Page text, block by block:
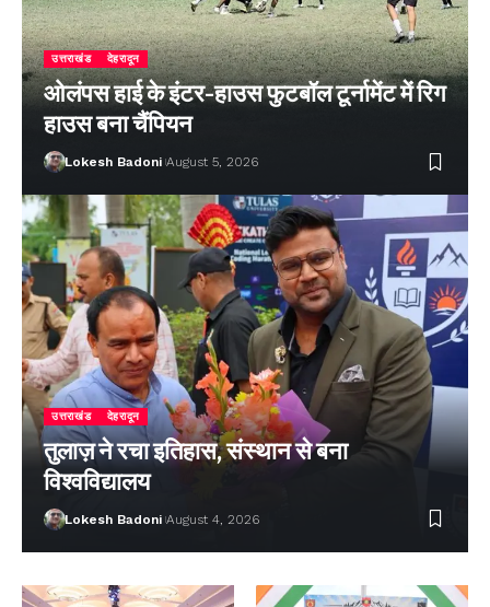
उत्तराखंड देहरादून
ओलंपस हाई के इंटर-हाउस फुटबॉल टूर्नामेंट में रिग
हाउस बना चैंपियन
Lokesh Badoni August 5, 2026
उत्तराखंड देहरादून
तुलाज़ ने रचा इतिहास, संस्थान से बना
विश्वविद्यालय
Lokesh Badoni August 4, 2026